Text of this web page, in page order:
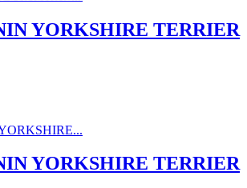
YORKSHIRE TERRIER
YORKSHIRE TERRIER